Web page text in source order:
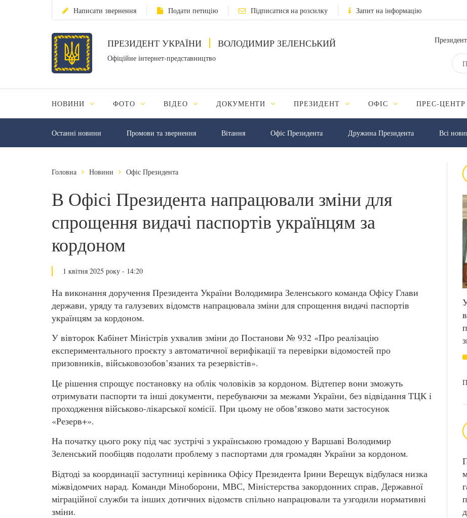
Написати звернення Подати петицію Підписатися на розсилку Запит на інформацію
ПРЕЗИДЕНТ УКРАЇНИ ВОЛОДИМИР ЗЕЛЕНСЬКИЙ
Офіційне інтернет-представництво
НОВИНИ ФОТО ВІДЕО ДОКУМЕНТИ ПРЕЗИДЕНТ ОФІС ПРЕС-ЦЕНТР
Останні новини Промови та звернення Вiтання Офіс Президента Дружина Президента Всі
Головна Новини Офіс Президента
В Офісі Президента напрацювали зміни для
спрощення видачі паспортів українцям за
кордоном
1 квітня 2025 року - 14:20
На виконання доручення Президента України Володимира Зеленського команда Офісу Глави
держави, уряду та галузевих відомств напрацювала зміни для спрощення видачі паспортів
українцям за кордоном.
У вівторок Кабінет Міністрів ухвалив зміни до Постанови № 932 «Про реалізацію
експериментального проєкту з автоматичної верифікації та перевірки відомостей про
призовників, військовозобов’язаних та резервістів».
Це рішення спрощує постановку на облік чоловіків за кордоном. Відтепер вони зможуть
отримувати паспорти та інші документи, перебуваючи за межами України, без відвідання ТЦК і
проходження військово-лікарської комісії. При цьому не обовʼязково мати застосунок
«Резерв+».
На початку цього року під час зустрічі з українською громадою у Варшаві Володимир
Зеленський пообіцяв подолати проблему з паспортами для громадян України за кордоном.
Відтоді за координації заступниці керівника Офісу Президента Ірини Верещук відбулася низка
міжвідомчих нарад. Команди Міноборони, МВС, Міністерства закордонних справ, Державної
міграційної служби та інших дотичних відомств спільно напрацювали та узгодили нормативні
зміни.